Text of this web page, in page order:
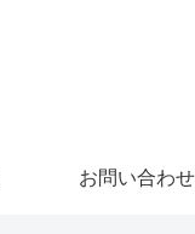
お問い合わせ